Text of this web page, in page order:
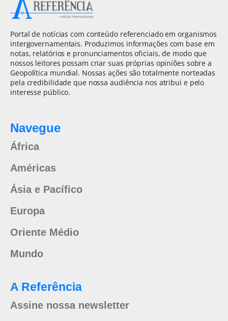
Portal de notícias com conteúdo referenciado em organismos
intergovernamentais. Produzimos informações com base em
notas, relatórios e pronunciamentos oficiais, de modo que
nossos leitores possam criar suas próprias opiniões sobre a
Geopolítica mundial. Nossas ações são totalmente norteadas
pela credibilidade que nossa audiência nos atribui e pelo
interesse público.
Navegue
África
Américas
Ásia e Pacífico
Europa
Oriente Médio
Mundo
A Referência
Assine nossa newsletter